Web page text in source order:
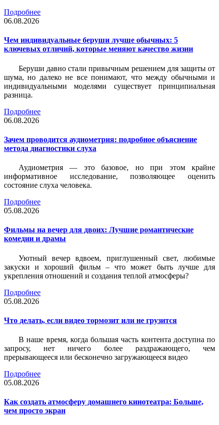
Подробнее
06.08.2026
Чем индивидуальные беруши лучше обычных: 5
ключевых отличий, которые меняют качество жизни
Беруши давно стали привычным решением для защиты от
шума, но далеко не все понимают, что между обычными и
индивидуальными моделями существует принципиальная
разница.
Подробнее
06.08.2026
Зачем проводится аудиометрия: подробное объяснение
метода диагностики слуха
Аудиометрия — это базовое, но при этом крайне
информативное исследование, позволяющее оценить
состояние слуха человека.
Подробнее
05.08.2026
Фильмы на вечер для двоих: Лучшие романтические
комедии и драмы
Уютный вечер вдвоем, приглушенный свет, любимые
закуски и хороший фильм – что может быть лучше для
укрепления отношений и создания теплой атмосферы?
Подробнее
05.08.2026
Что делать, если видео тормозит или не грузится
В наше время, когда большая часть контента доступна по
запросу, нет ничего более раздражающего, чем
прерывающееся или бесконечно загружающееся видео
Подробнее
05.08.2026
Как создать атмосферу домашнего кинотеатра: Больше,
чем просто экран